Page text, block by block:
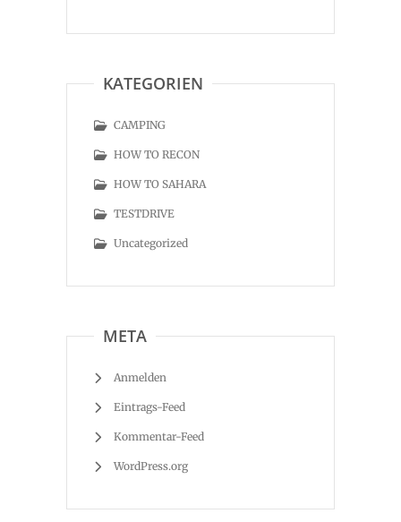
KATEGORIEN
CAMPING
HOW TO RECON
HOW TO SAHARA
TESTDRIVE
Uncategorized
META
Anmelden
Eintrags-Feed
Kommentar-Feed
WordPress.org